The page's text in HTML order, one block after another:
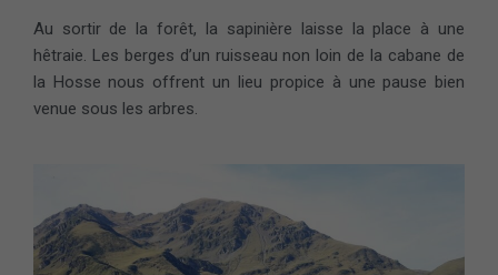
Au sortir de la forêt, la sapinière laisse la place à une
hêtraie. Les berges d’un ruisseau non loin de la cabane de
la Hosse nous offrent un lieu propice à une pause bien
venue sous les arbres.